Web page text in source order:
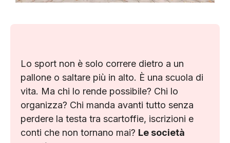
Lo sport non è solo correre dietro a un
pallone o saltare più in alto. È una scuola di
vita. Ma chi lo rende possibile? Chi lo
organizza? Chi manda avanti tutto senza
perdere la testa tra scartoffie, iscrizioni e
conti che non tornano mai? Le società